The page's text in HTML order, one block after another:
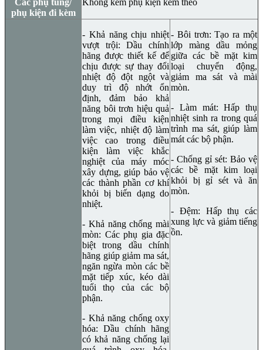
Các phụ tùng/
phụ kiện đi kèm
Không kèm phụ kiện kèm theo
- Khả năng chịu nhiệt
vượt trội: Dầu chính
hãng được thiết kế để
chịu được sự thay đổi
nhiệt độ đột ngột và
duy trì độ nhớt ổn
định, đảm bảo khả
năng bôi trơn hiệu quả
trong mọi điều kiện
làm việc, nhiệt độ làm
việc cao trong điều
kiện làm việc khắc
nghiệt của máy móc
xây dựng, giúp bảo vệ
các thành phần cơ khí
khỏi bị biến dạng do
nhiệt.
- Khả năng chống mài
mòn: Các phụ gia đặc
biệt trong dầu chính
hãng giúp giảm ma sát,
ngăn ngừa mòn các bề
mặt tiếp xúc, kéo dài
tuổi thọ của các bộ
phận.
- Khả năng chống oxy
hóa: Dầu chính hãng
có khả năng chống lại
- Bôi trơn: Tạo ra một
lớp màng dầu mỏng
giữa các bề mặt kim
loại chuyển động,
giảm ma sát và mài
mòn.
- Làm mát: Hấp thụ
nhiệt sinh ra trong quá
trình ma sát, giúp làm
mát các bộ phận.
- Chống gỉ sét: Bảo vệ
các bề mặt kim loại
khỏi bị gỉ sét và ăn
mòn.
- Đệm: Hấp thụ các
xung lực và giảm tiếng
ồn.